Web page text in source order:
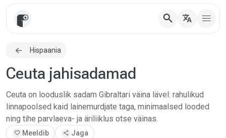
search translate
Hispaania
Ceuta jahisadamad
Ceuta on looduslik sadam Gibraltari väina lävel: rahulikud
linnapoolsed kaid lainemurdjate taga, minimaalsed looded
ning tihe parvlaeva- ja äriliiklus otse väinas.
favorite Meeldib share Jaga